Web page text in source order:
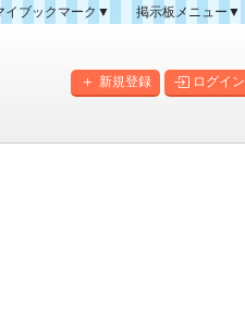
イブックマーク▼
掲示板メニュー▼
掲示板マップ
新規登録 ログイン